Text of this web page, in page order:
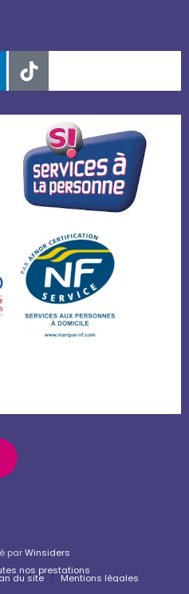
parWinsiders
nos prestations
du site Mentions légales